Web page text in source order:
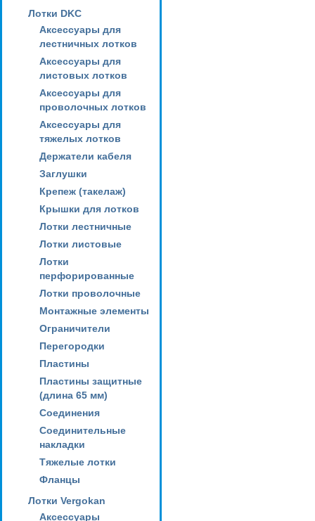
Лотки DKC
Аксессуары для
лестничных лотков
Аксессуары для
листовых лотков
Аксессуары для
проволочных лотков
Аксессуары для
тяжелых лотков
Держатели кабеля
Заглушки
Крепеж (такелаж)
Крышки для лотков
Лотки лестничные
Лотки листовые
Лотки
перфорированные
Лотки проволочные
Монтажные элементы
Ограничители
Перегородки
Пластины
Пластины защитные
(длина 65 мм)
Соединения
Соединительные
накладки
Тяжелые лотки
Фланцы
Лотки Vergokan
Аксессуары